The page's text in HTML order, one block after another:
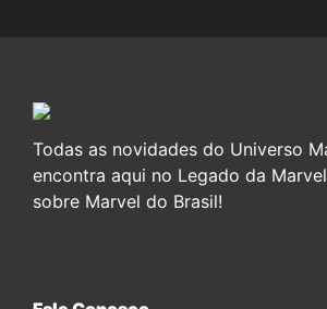
Todas as novidades do Universo
encontra aqui no Legado da
sobre Marvel do Brasil!